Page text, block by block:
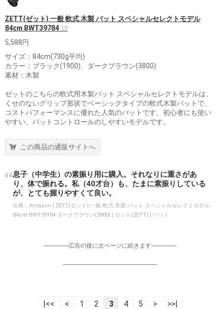
ZETT(ゼット) 一般 軟式 木製 バット スペシャルセレクトモデル
84cm BWT39784
5,588円
サイズ：84cm(730g平均)
カラー：ブラック(1900)、ダークブラウン(3800)
素材：木製
ゼットのこちらの軟式用木製バット スペシャルセレクトモデルは、
くせのないグリップ形状でベーシックタイプの軟式木製バットで、
コストパフォーマンスに優れた人気のバットです。初心者にも使い
やすい、バットコントロールのしやすいモデルです。
この商品の通販サイトへ
息子（中学生）の素振り用に購入。それなりに重さがあ
り、体で振れる。私（40才台）も、たまに素振りしている
が、とても握りやすくて良い。
出典： Amazon | ZETT(ゼット) 一般 軟式 木製 バット スペシャルセレクトモデル
84cm BWT39784 ダークブラウン(3800) | ゼット(ZETT) | バット
-----------------広告の後に次ページに続きます-----------------
----------------------------------------------------------------
|<< < 1 2 3 4 5 > >>|